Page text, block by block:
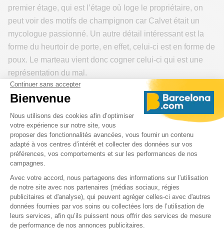
premier étage, qui est l’étage où loge le propriétaire, on
peut voir des motifs de champignon car Calvet était un
mycologue passionné. Un autre détail intéressant est la
forme du heurtoir de porte, en effet, celui-ci est en forme de
poux. Le marteau vient donc cogner celui-ci qui est une
représentation du mal.
La Casa Calvetne se visite pas mais vous pouvez en
revanche vous rendre au restaurant Casa Calvet ce qui
n'est pas la pire manière de voir ce bâtiment de l'intérieur..